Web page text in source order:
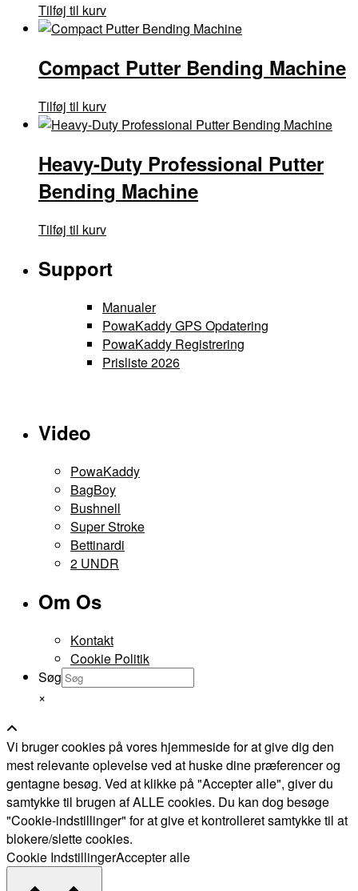
Tilføj til kurv
Compact Putter Bending Machine
Tilføj til kurv
Heavy-Duty Professional Putter
Bending Machine
Tilføj til kurv
Support
Manualer
PowaKaddy GPS Opdatering
PowaKaddy Registrering
Prisliste 2026
Video
PowaKaddy
BagBoy
Bushnell
Super Stroke
Bettinardi
2 UNDR
Om Os
Kontakt
Cookie Politik
Søg
×
Vi bruger cookies på vores hjemmeside for at give dig den
mest relevante oplevelse ved at huske dine præferencer og
gentagne besøg. Ved at klikke på "Accepter alle", giver du
samtykke til brugen af ALLE cookies. Du kan dog besøge
"Cookie-indstillinger" for at give et kontrolleret samtykke til at
blokere/slette cookies.
Cookie IndstillingerAccepter alle